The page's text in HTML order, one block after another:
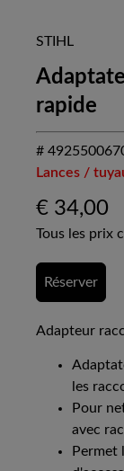
STIHL
rapide
#
Lances /
€ 34,00
Tous les prix
Réserver
Adapteur
les
Pour
avec
Permet